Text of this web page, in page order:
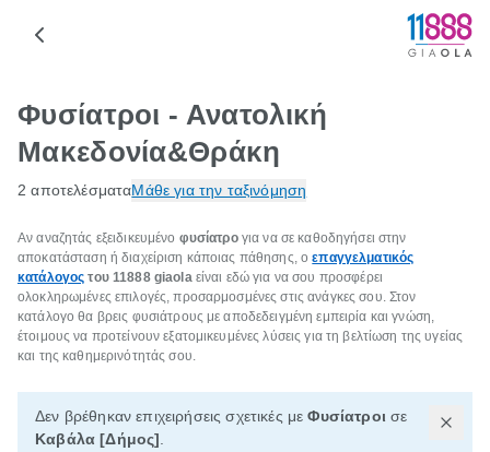
Φυσίατροι - Ανατολική
Μακεδονία&Θράκη
2 αποτελέσματαΜάθε για την ταξινόμηση
Αν αναζητάς εξειδικευμένο φυσίατρογια να σε καθοδηγήσει στην
αποκατάσταση ή διαχείριση κάποιας πάθησης, οεπαγγελματικός
κατάλογος του 11888 giaolaείναι εδώ για να σου προσφέρει
ολοκληρωμένες επιλογές, προσαρμοσμένες στις ανάγκες σου. Στον
κατάλογο θα βρεις φυσιάτρους με αποδεδειγμένη εμπειρία και γνώση,
έτοιμους να προτείνουν εξατομικευμένες λύσεις για τη βελτίωση της υγείας
και της καθημερινότητάς σου.
Δεν βρέθηκαν επιχειρήσεις σχετικές μεΦυσίατροι σε
Καβάλα [Δήμος]